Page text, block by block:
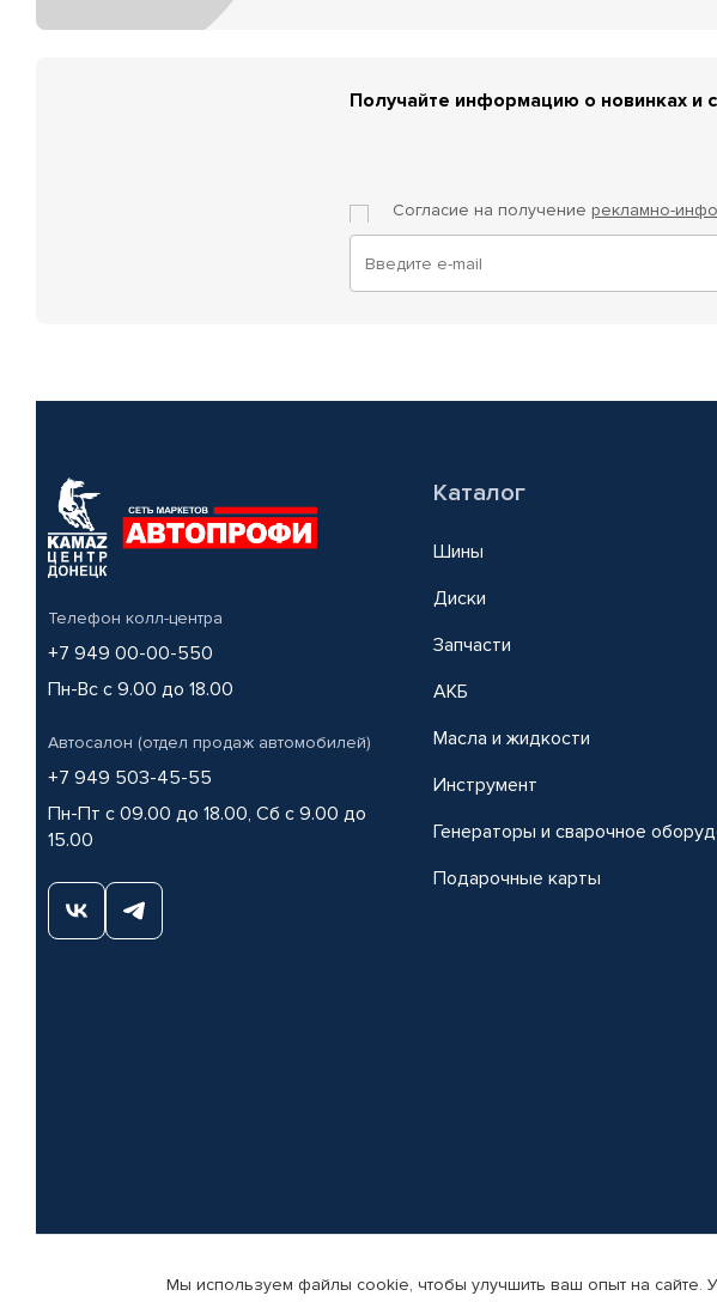
Получайте информацию о новинках и
Согласие на получение рекламно-
Телефон колл-центра
+7 949 00-00-550
Пн-Вс с 9.00 до 18.00
Автосалон (отдел продаж автомобилей)
+7 949 503-45-55
Пн-Пт с 09.00 до 18.00, Сб с 9.00 до
15.00
Каталог
Шины
Диски
Запчасти
АКБ
Масла и жидкости
Инструмент
Генераторы и сварочное
Подарочные карты
© КАМАЗ ЦЕНТР ДОНЕЦК, 2015-2026. Все права защищены. Интернет-магазин автомобильных
Мы используем файлы cookie, чтобы улучшить ваш опыт на сайте.